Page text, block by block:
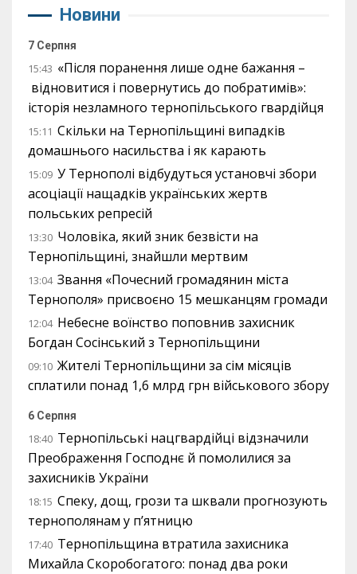
Новини
7 Серпня
15:43 «Після поранення лише одне бажання –
відновитися і повернутись до побратимів»:
історія незламного тернопільського гвардійця
15:11 Скільки на Тернопільщині випадків
домашнього насильства і як карають
15:09 У Тернополі відбудуться установчі збори
асоціації нащадків українських жертв
польських репресій
13:30 Чоловіка, який зник безвісти на
Тернопільщині, знайшли мертвим
13:04 Звання «Почесний громадянин міста
Тернополя» присвоєно 15 мешканцям громади
12:04 Небесне воїнство поповнив захисник
Богдан Сосінський з Тернопільщини
09:10 Жителі Тернопільщини за сім місяців
сплатили понад 1,6 млрд грн військового збору
6 Серпня
18:40 Тернопільські нацгвардійці відзначили
Преображення Господнє й помолилися за
захисників України
18:15 Спеку, дощ, грози та шквали прогнозують
тернополянам у п’ятницю
17:40 Тернопільщина втратила захисника
Михайла Скоробогатого: понад два роки